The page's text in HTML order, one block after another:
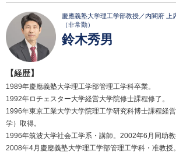
慶應義塾大学理工学部教授／内閣府 上
（非常勤）
鈴木秀男
【経歴】
1989年慶應義塾大学理工学部管理工学科卒業。
1992年ロチェスター大学経営大学院修士課程修了。
1996年東京工業大学大学院理工学研究科博士課程経
学）取得。
1996年筑波大学社会工学系・講師。2002年6月同助教
2008年4月慶應義塾大学理工学部管理工学科・准教授